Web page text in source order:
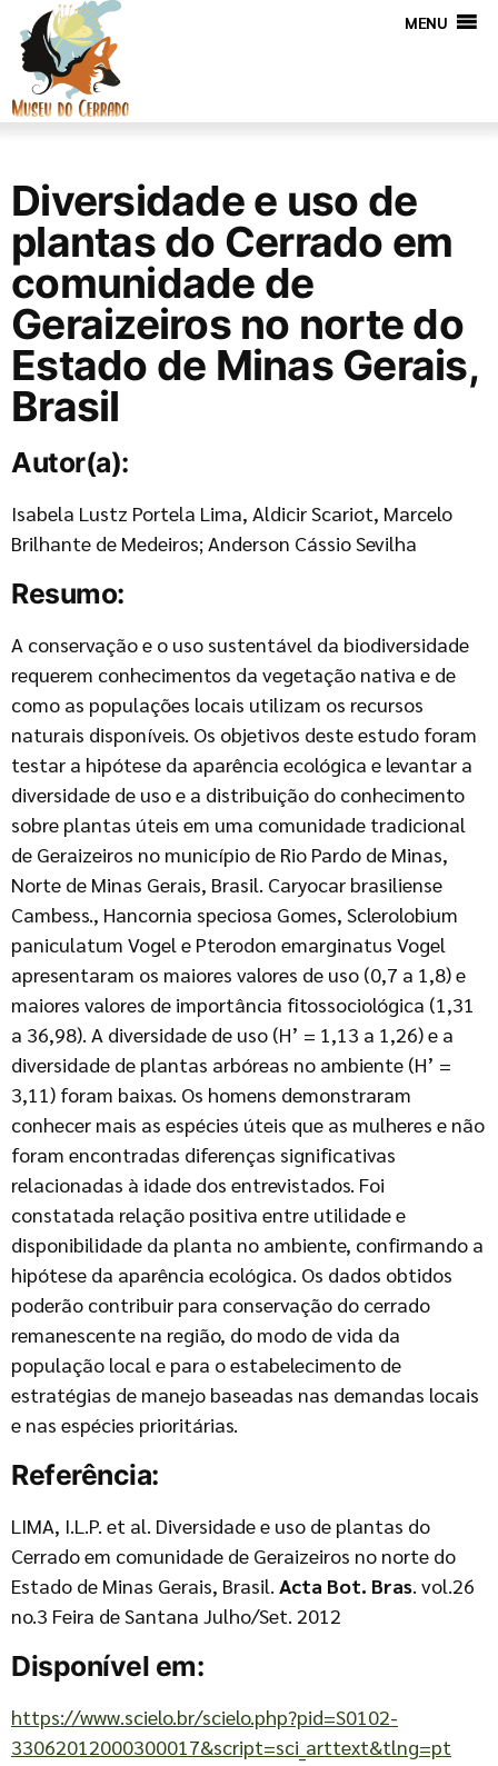
MENU
Diversidade e uso de
plantas do Cerrado em
comunidade de
Geraizeiros no norte do
Estado de Minas Gerais,
Brasil
Autor(a):
Isabela Lustz Portela Lima, Aldicir Scariot, Marcelo
Brilhante de Medeiros; Anderson Cássio Sevilha
Resumo:
A conservação e o uso sustentável da biodiversidade
requerem conhecimentos da vegetação nativa e de
como as populações locais utilizam os recursos
naturais disponíveis. Os objetivos deste estudo foram
testar a hipótese da aparência ecológica e levantar a
diversidade de uso e a distribuição do conhecimento
sobre plantas úteis em uma comunidade tradicional
de Geraizeiros no município de Rio Pardo de Minas,
Norte de Minas Gerais, Brasil. Caryocar brasiliense
Cambess., Hancornia speciosa Gomes, Sclerolobium
paniculatum Vogel e Pterodon emarginatus Vogel
apresentaram os maiores valores de uso (0,7 a 1,8) e
maiores valores de importância fitossociológica (1,31
a 36,98). A diversidade de uso (H’ = 1,13 a 1,26) e a
diversidade de plantas arbóreas no ambiente (H’ =
3,11) foram baixas. Os homens demonstraram
conhecer mais as espécies úteis que as mulheres e não
foram encontradas diferenças significativas
relacionadas à idade dos entrevistados. Foi
constatada relação positiva entre utilidade e
disponibilidade da planta no ambiente, confirmando a
hipótese da aparência ecológica. Os dados obtidos
poderão contribuir para conservação do cerrado
remanescente na região, do modo de vida da
população local e para o estabelecimento de
estratégias de manejo baseadas nas demandas locais
e nas espécies prioritárias.
Referência:
LIMA, I.L.P. et al. Diversidade e uso de plantas do
Cerrado em comunidade de Geraizeiros no norte do
Estado de Minas Gerais, Brasil. Acta Bot. Bras. vol.26
no.3 Feira de Santana Julho/Set. 2012
Disponível em:
https://www.scielo.br/scielo.php?pid=S0102-
33062012000300017&script=sci_arttext&tlng=pt